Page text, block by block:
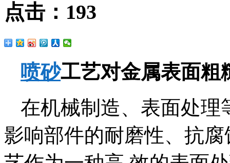
点击： 193
喷砂工艺对金属表面粗
在机械制造、表面处理
影响部件的耐磨性、抗